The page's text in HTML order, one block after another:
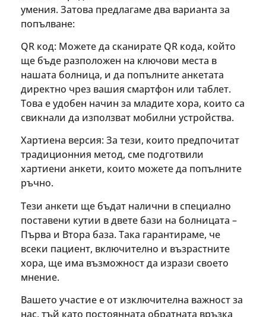
умения. Затова предлагаме два варианта за
попълване:
QR код: Можете да сканирате QR кода, който
ще бъде разположен на ключови места в
нашата болница, и да попълните анкетата
директно чрез вашия смартфон или таблет.
Това е удобен начин за младите хора, които са
свикнали да използват мобилни устройства.
Хартиена версия: За тези, които предпочитат
традиционния метод, сме подготвили
хартиени анкети, които можете да попълните
ръчно.
Тези анкети ще бъдат налични в специално
поставени кутии в двете бази на болницата –
Първа и Втора база. Така гарантираме, че
всеки пациент, включително и възрастните
хора, ще има възможност да изрази своето
мнение.
Вашето участие е от изключителна важност за
нас, тъй като постоянната обратната връзка